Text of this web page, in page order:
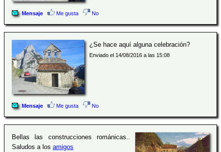
Mensaje Me gusta No
¿Se hace aquí alguna celebración?
Enviado el 14/08/2016 a las 15:08
Mensaje Me gusta No
Bellas las construcciones románicas..
Saludos a los amigos